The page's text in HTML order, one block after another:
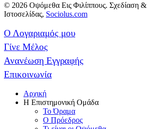
© 2026 Οψόμεθα Εις Φιλίππους. Σχεδίαση &
Ιστοσελίδας, Sociolus.com
Ο Λογαριαμός μου
Γίνε Μέλος
Ανανέωση Εγγραφής
Επικοινωνία
Αρχική
Η Επιστημονική Ομάδα
Το Όραμα
Ο Πρόεδρος